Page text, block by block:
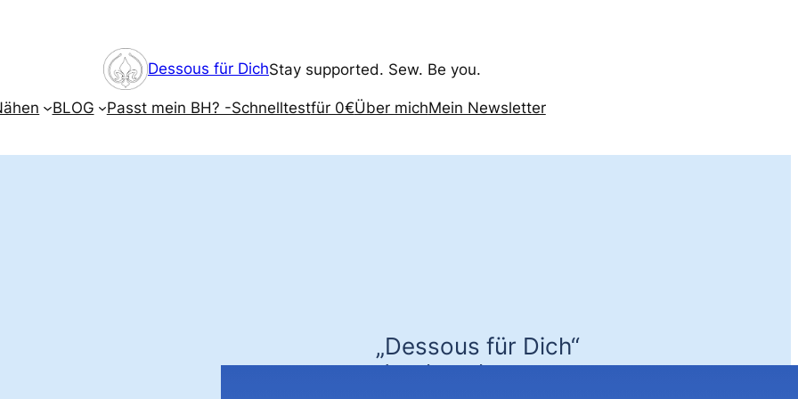
Dessous für DichStay supported. Sew. Be you.
BLOG Passt mein BH? -Schnelltestfür 0€Über michMein Newsletter
„Dessous für Dich“
durchsuchen